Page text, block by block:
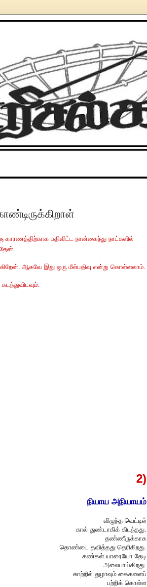
பதிவிட்ட நான்கைந்து நாட்களில்
ஆகவே இது ஒரு மீள்பதிவு என்று கொள்ளலாம்.
2)
நியாய அநியாயம்
விழுந்த வெட்டில்
கால் துண்டாகிக் கிடந்தது.
தண்ணீருக்காக
தொண்டை தவித்தது தெரிகிறது.
கண்கள் யாரையோ தேடி
அலைபாய்கிறது.
காற்றில் துழாவும் கைகளைப்
பற்றிக் கொள்ள